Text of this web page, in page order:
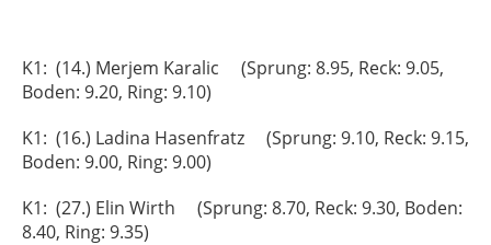
K1: (14.) Merjem Karalic (Sprung: 8.95, Reck: 9.05,
Boden: 9.20, Ring: 9.10)
K1: (16.) Ladina Hasenfratz (Sprung: 9.10, Reck: 9.15,
Boden: 9.00, Ring: 9.00)
K1: (27.) Elin Wirth (Sprung: 8.70, Reck: 9.30, Boden:
8.40, Ring: 9.35)